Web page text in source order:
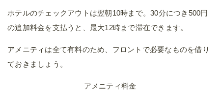
ホテルのチェックアウトは翌朝10時まで。30分につき500円
の追加料金を支払うと、最大12時まで滞在できます。
アメニティは全て有料のため、フロントで必要なものを借り
ておきましょう。
アメニティ料金